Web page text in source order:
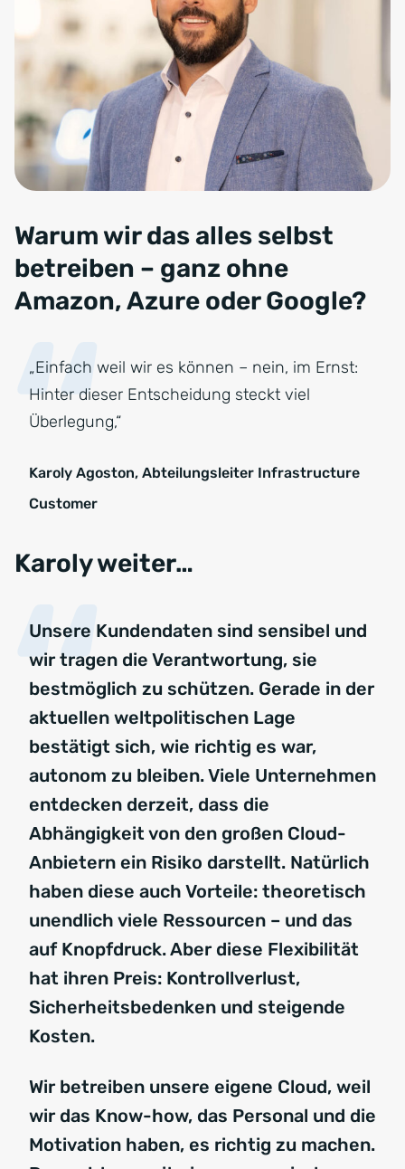
Warum wir das alles selbst
betreiben – ganz ohne
Amazon, Azure oder Google?
„Einfach weil wir es können – nein, im Ernst:
Hinter dieser Entscheidung steckt viel
Überlegung,“
Karoly Agoston, Abteilungsleiter Infrastructure
Customer
Karoly weiter…
Unsere Kundendaten sind sensibel und
wir tragen die Verantwortung, sie
bestmöglich zu schützen. Gerade in der
aktuellen weltpolitischen Lage
bestätigt sich, wie richtig es war,
autonom zu bleiben. Viele Unternehmen
entdecken derzeit, dass die
Abhängigkeit von den großen Cloud-
Anbietern ein Risiko darstellt. Natürlich
haben diese auch Vorteile: theoretisch
unendlich viele Ressourcen – und das
auf Knopfdruck. Aber diese Flexibilität
hat ihren Preis: Kontrollverlust,
Sicherheitsbedenken und steigende
Kosten.
Wir betreiben unsere eigene Cloud, weil
wir das Know-how, das Personal und die
Motivation haben, es richtig zu machen.